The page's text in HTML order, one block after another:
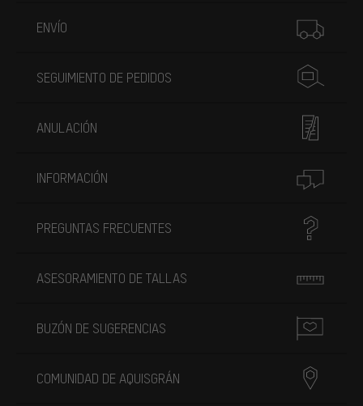
ENVÍO
SEGUIMIENTO DE PEDIDOS
ANULACIÓN
INFORMACIÓN
PREGUNTAS FRECUENTES
ASESORAMIENTO DE TALLAS
BUZÓN DE SUGERENCIAS
COMUNIDAD DE AQUISGRÁN